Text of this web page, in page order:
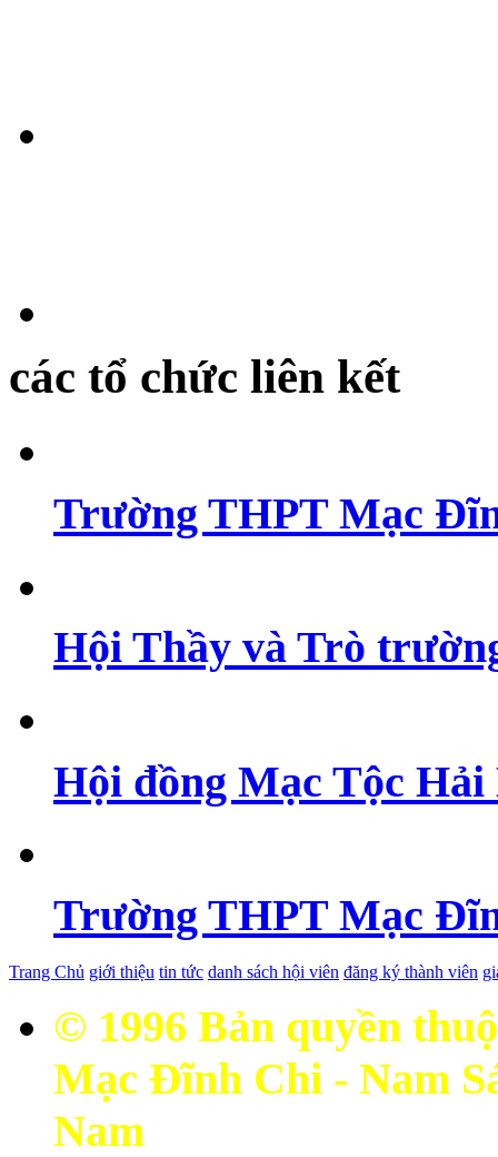
các tổ chức liên kết
Trường THPT Mạc
Hội Thầy và Trò
Hội đồng Mạc Tộc
Trường THPT Mạc
Trang Chủ giới thiệu tin tức danh sách hội viên đăng ký thành viên
© 1996 Bản quyền
Mạc Đĩnh Chi - Nam
Nam